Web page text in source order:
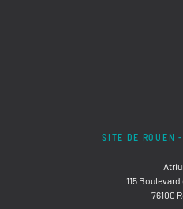
SITE DE ROUEN -
115
76100